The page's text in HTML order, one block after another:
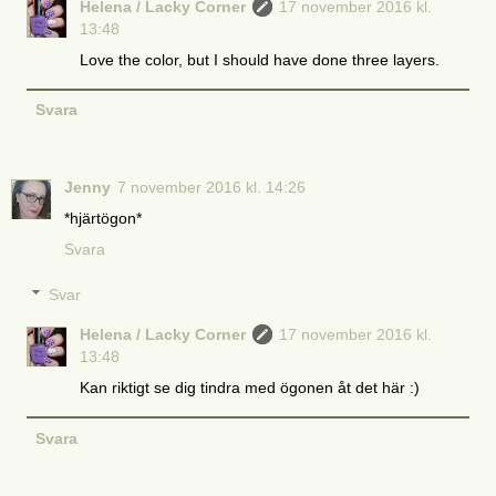
Helena / Lacky Corner
17 november 2016 kl.
13:48
Love the color, but I should have done three layers.
Svara
Jenny 7 november 2016 kl. 14:26
*hjärtögon*
Svara
Svar
Helena / Lacky Corner
17 november 2016 kl.
13:48
Kan riktigt se dig tindra med ögonen åt det här :)
Svara